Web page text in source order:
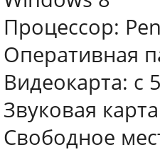
Процессор:
Оперативная
Видеокарта: с
Звуковая
Свободное